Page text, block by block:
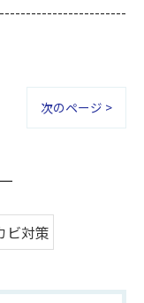
次のページ >
ビ対策